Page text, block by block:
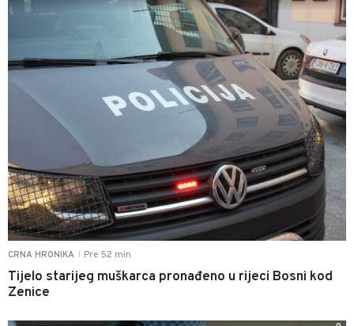
CRNA HRONIKA Pre 52 min
Tijelo starijeg muškarca pronađeno u rijeci Bosni kod
Zenice